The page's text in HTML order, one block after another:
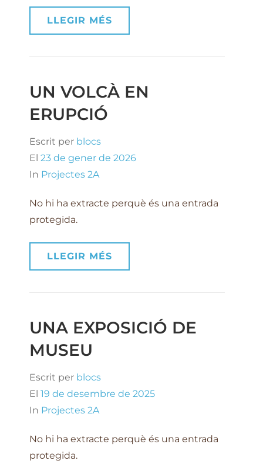
LLEGIR MÉS
UN VOLCÀ EN
ERUPCIÓ
Escrit per blocs
El 23 de gener de 2026
In Projectes 2A
No hi ha extracte perquè és una entrada
protegida.
LLEGIR MÉS
UNA EXPOSICIÓ DE
MUSEU
Escrit per blocs
El 19 de desembre de 2025
In Projectes 2A
No hi ha extracte perquè és una entrada
protegida.